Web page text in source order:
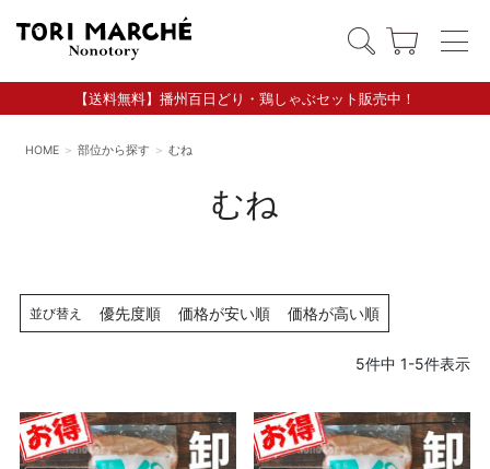
【送料無料】播州百日どり・鶏しゃぶセット販売中！
HOME 部位から探す むね
むね
並び替え 優先度順 価格が安い順 価格が高い順
5件中 1-5件表示